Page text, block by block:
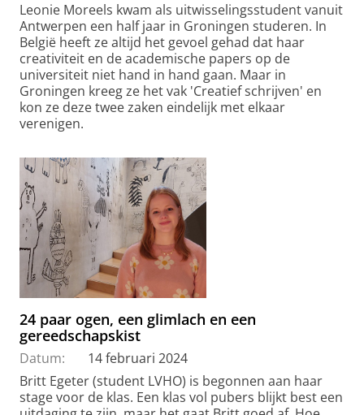
Leonie Moreels kwam als uitwisselingsstudent vanuit
Antwerpen een half jaar in Groningen studeren. In
België heeft ze altijd het gevoel gehad dat haar
creativiteit en de academische papers op de
universiteit niet hand in hand gaan. Maar in
Groningen kreeg ze het vak 'Creatief schrijven' en
kon ze deze twee zaken eindelijk met elkaar
verenigen.
24 paar ogen, een glimlach en een
gereedschapskist
Datum:
14 februari 2024
Britt Egeter (student LVHO) is begonnen aan haar
stage voor de klas. Een klas vol pubers blijkt best een